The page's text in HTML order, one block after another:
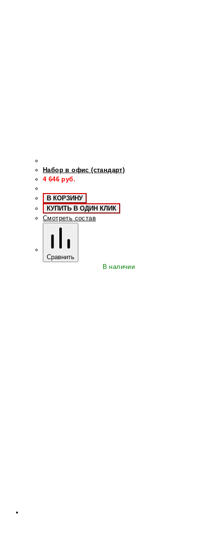
Набор в офис (стандарт)
4 646 руб.
В КОРЗИНУ
КУПИТЬ В ОДИН КЛИК
Смотреть состав
Сравнить
В наличии